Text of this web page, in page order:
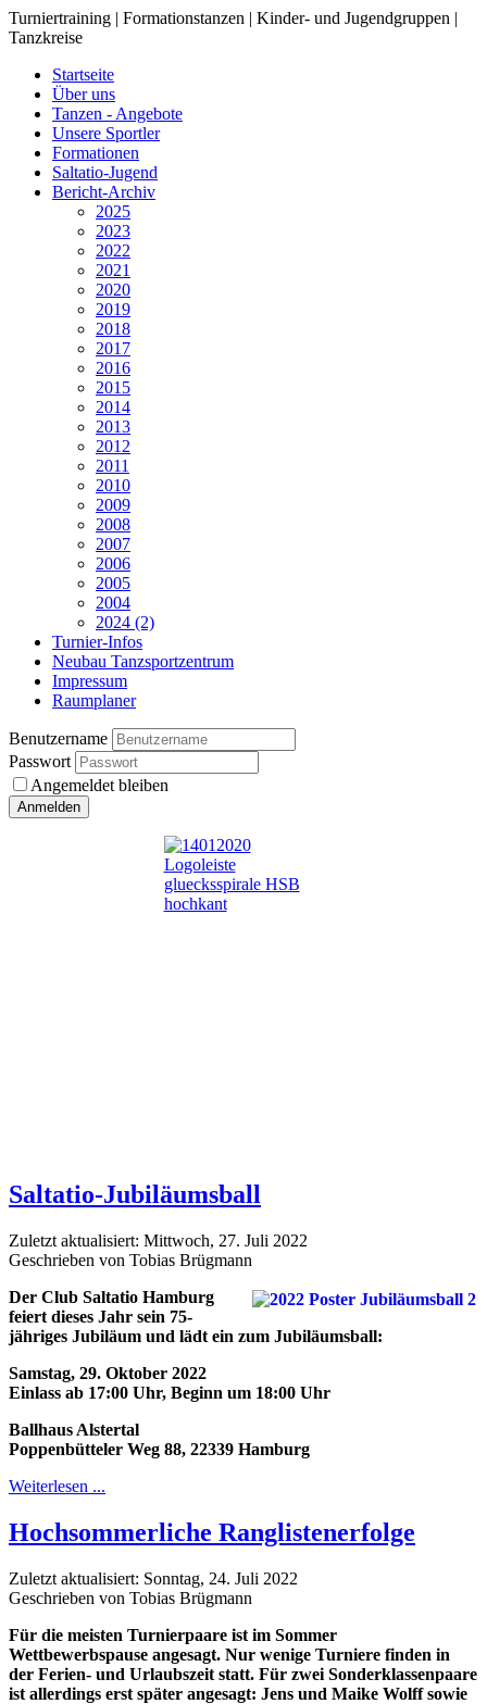
Turniertraining | Formationstanzen | Kinder- und Jugendgruppen |
Tanzkreise
Startseite
Über uns
Tanzen - Angebote
Unsere Sportler
Formationen
Saltatio-Jugend
Bericht-Archiv
2025
2023
2022
2021
2020
2019
2018
2017
2016
2015
2014
2013
2012
2011
2010
2009
2008
2007
2006
2005
2004
2024 (2)
Turnier-Infos
Neubau Tanzsportzentrum
Impressum
Raumplaner
Benutzername
Passwort
Angemeldet bleiben
Saltatio-Jubiläumsball
Zuletzt aktualisiert: Mittwoch, 27. Juli 2022
Geschrieben von Tobias Brügmann
Der Club Saltatio Hamburg
feiert dieses Jahr sein 75-
jähriges Jubiläum und lädt ein zum Jubiläumsball:
Samstag, 29. Oktober 2022
Einlass ab 17:00 Uhr, Beginn um 18:00 Uhr
Ballhaus Alstertal
Poppenbütteler Weg 88, 22339 Hamburg
Weiterlesen ...
Hochsommerliche Ranglistenerfolge
Zuletzt aktualisiert: Sonntag, 24. Juli 2022
Geschrieben von Tobias Brügmann
Für die meisten Turnierpaare ist im Sommer
Wettbewerbspause angesagt. Nur wenige Turniere finden in
der Ferien- und Urlaubszeit statt. Für zwei Sonderklassenpaare
ist allerdings erst später angesagt: Jens und Maike Wolff sowie